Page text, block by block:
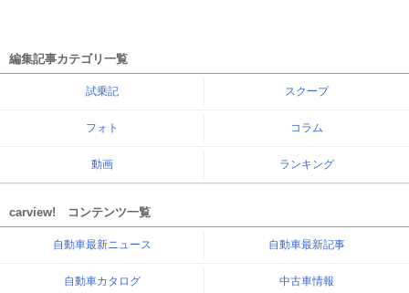
編集記事カテゴリ一覧
試乗記 スクープ
フォト コラム
動画 ランキング
carview! コンテンツ一覧
自動車最新ニュース 自動車最新記事
自動車カタログ 中古車情報